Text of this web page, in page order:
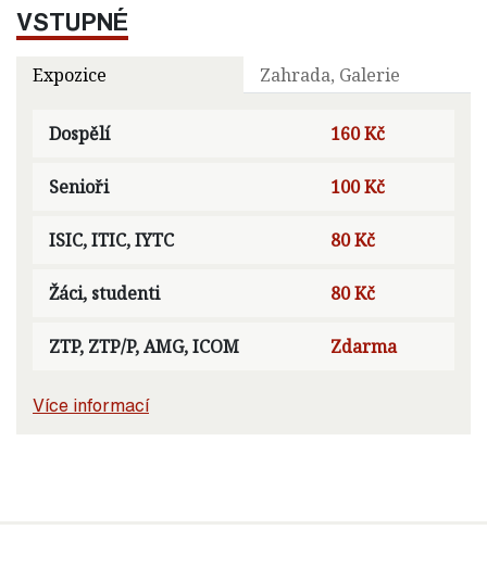
VSTUPNÉ
Expozice Zahrada, Galerie
Dospělí 160 Kč
Senioři 100 Kč
ISIC, ITIC, IYTC 80 Kč
Žáci, studenti 80 Kč
ZTP, ZTP/P, AMG, ICOM Zdarma
Více informací